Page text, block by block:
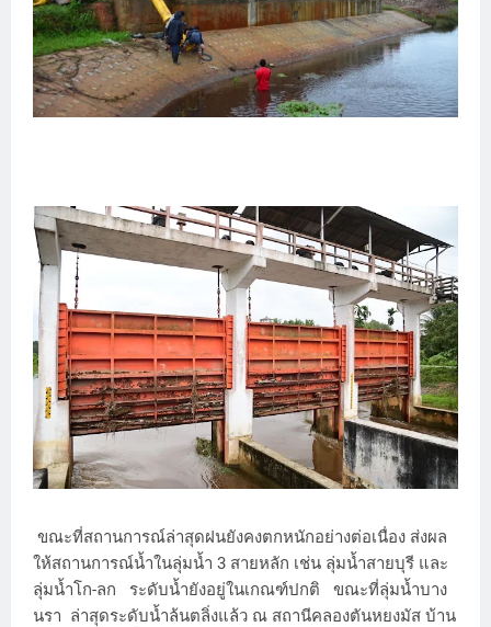
ขณะที่สถานการณ์ล่าสุดฝนยังคงตกหนักอย่างต่อเนื่อง ส่งผล
ให้สถานการณ์น้ำในลุ่มน้ำ 3 สายหลัก เช่น ลุ่มน้ำสายบุรี และ
ลุ่มน้ำโก-ลก ระดับน้ำยังอยู่ในเกณฑ์ปกติ ขณะที่ลุ่มน้ำบาง
นรา ล่าสุดระดับน้ำล้นตลิ่งแล้ว ณ สถานีคลองตันหยงมัส บ้าน